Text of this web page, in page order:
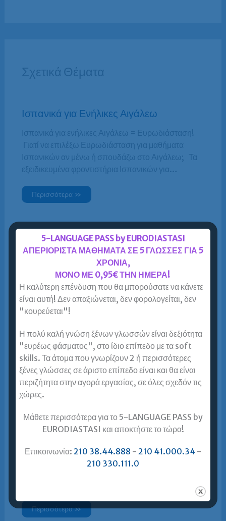
Σχετικά Θέματα
Ισπανικά για Ενήλικες Αιγάλεω
Ισπανικά για ενήλικες Αιγάλεω = Ευρωδιάσταση!
Γιατί να επιλέξω Ευρωδιάσταση για μαθήματα
Ισπανικών αν μένω ή σπουδάζω στο Αιγάλεω; Τα
εξειδικευμένα φροντιστήρια Ισπανικών για…
Περισσότερα »
Ισπανικά για Ενήλικες Ζωγράφου
Περισσότερα »
Ισπανικά για Ενήλικες Καλλιθέα
Περισσότερα »
Ισπανικά για Ενήλικες Πειραιάς
Περισσότερα »
Περισσότερα »
5-LANGUAGE PASS by EURODIASTASI
ΑΠΕΡΙΟΡΙΣΤΑ ΜΑΘΗΜΑΤΑ ΣΕ 5 ΓΛΩΣΣΕΣ ΓΙΑ 5
ΧΡΟΝΙΑ,
ΜΟΝΟ ΜΕ 0,95€ ΤΗΝ ΗΜΕΡΑ!
Η καλύτερη επένδυση που θα μπορούσατε να κάνετε
είναι αυτή! Δεν απαξιώνεται, δεν φορολογείται, δεν
"κουρεύεται"!
Η πολύ καλή γνώση ξένων γλωσσών είναι δεξιότητα
"ευρέως φάσματος", στο ίδιο επίπεδο με τα soft
skills. Τα άτομα που γνωρίζουν 2 ή περισσότερες
ξένες γλώσσες σε άριστο επίπεδο είναι και θα είναι
περιζήτητα στην αγορά εργασίας, σε όλες σχεδόν τις
χώρες.
Μάθετε περισσότερα για το 5-LANGUAGE PASS by
EURODIASTASI και αποκτήστε το τώρα!
Επικοινωνία: 210 38.44.888 - 210 41.000.34 -
210 330.111.0